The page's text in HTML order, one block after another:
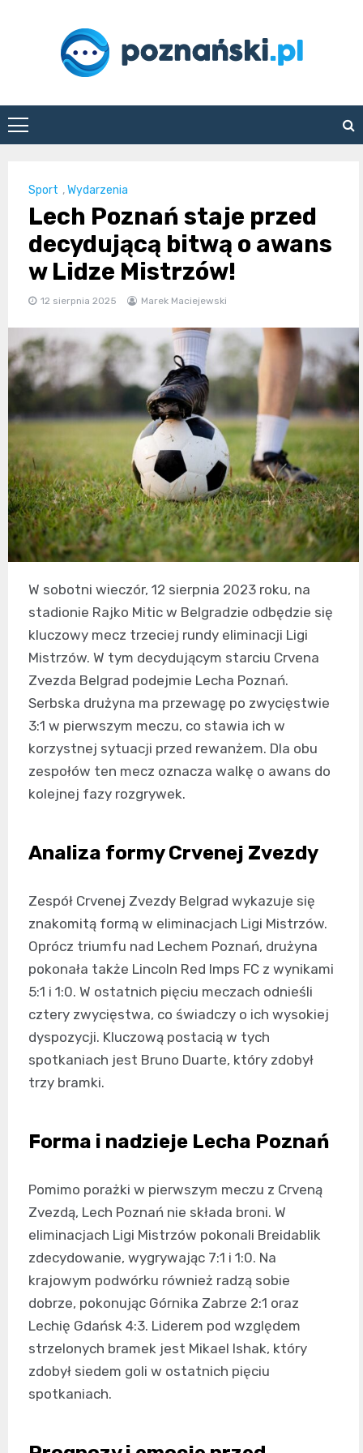
poznanski.pl
Sport ,Wydarzenia
Lech Poznań staje przed
decydującą bitwą o awans
w Lidze Mistrzów!
12 sierpnia 2025 Marek Maciejewski
W sobotni wieczór, 12 sierpnia 2023 roku, na
stadionie Rajko Mitic w Belgradzie odbędzie się
kluczowy mecz trzeciej rundy eliminacji Ligi
Mistrzów. W tym decydującym starciu Crvena
Zvezda Belgrad podejmie Lecha Poznań.
Serbska drużyna ma przewagę po zwycięstwie
3:1 w pierwszym meczu, co stawia ich w
korzystnej sytuacji przed rewanżem. Dla obu
zespołów ten mecz oznacza walkę o awans do
kolejnej fazy rozgrywek.
Analiza formy Crvenej Zvezdy
Zespół Crvenej Zvezdy Belgrad wykazuje się
znakomitą formą w eliminacjach Ligi Mistrzów.
Oprócz triumfu nad Lechem Poznań, drużyna
pokonała także Lincoln Red Imps FC z wynikami
5:1 i 1:0. W ostatnich pięciu meczach odnieśli
cztery zwycięstwa, co świadczy o ich wysokiej
dyspozycji. Kluczową postacią w tych
spotkaniach jest Bruno Duarte, który zdobył
trzy bramki.
Forma i nadzieje Lecha Poznań
Pomimo porażki w pierwszym meczu z Crveną
Zvezdą, Lech Poznań nie składa broni. W
eliminacjach Ligi Mistrzów pokonali Breidablik
zdecydowanie, wygrywając 7:1 i 1:0. Na
krajowym podwórku również radzą sobie
dobrze, pokonując Górnika Zabrze 2:1 oraz
Lechię Gdańsk 4:3. Liderem pod względem
strzelonych bramek jest Mikael Ishak, który
zdobył siedem goli w ostatnich pięciu
spotkaniach.